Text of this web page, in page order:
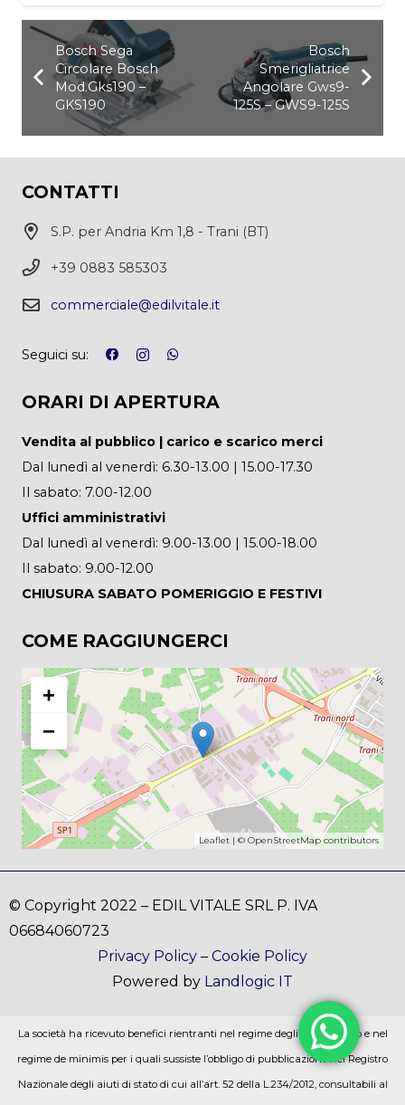
Bosch Sega
Circolare Bosch
Mod.Gks190 –
GKS190
Bosch
Smerigliatrice
Angolare Gws9-
125S – GWS9-125S
CONTATTI
S.P. per Andria Km 1,8 - Trani (BT)
+39 0883 585303
commerciale@edilvitale.it
Seguici su:
ORARI DI APERTURA
Vendita al pubblico | carico e scarico merci
Dal lunedì al venerdì: 6.30-13.00 | 15.00-17.30
Il sabato: 7.00-12.00
Uffici amministrativi
Dal lunedì al venerdì: 9.00-13.00 | 15.00-18.00
Il sabato: 9.00-12.00
CHIUSURA SABATO POMERIGGIO E FESTIVI
COME RAGGIUNGERCI
+
−
Leaflet | © OpenStreetMapcontributors
© Copyright 2022 – EDIL VITALE SRL P. IVA
06684060723
Privacy Policy – Cookie Policy
Powered by Landlogic IT
La società ha ricevuto benefici rientranti nel regime degli aiuti di stato e nel
regime de minimis per i quali sussiste l’obbligo di pubblicazione nel Registro
Nazionale degli aiuti di stato di cui all’art. 52 della L.234/2012, consultabili al